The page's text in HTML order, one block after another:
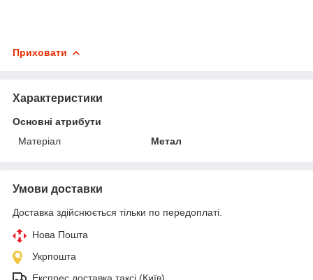
Приховати
Характеристики
Основні атрибути
Матеріал
Метал
Умови доставки
Доставка здійснюється тільки по передоплаті.
Нова Пошта
Укрпошта
Експрес доставка таксі (Київ)